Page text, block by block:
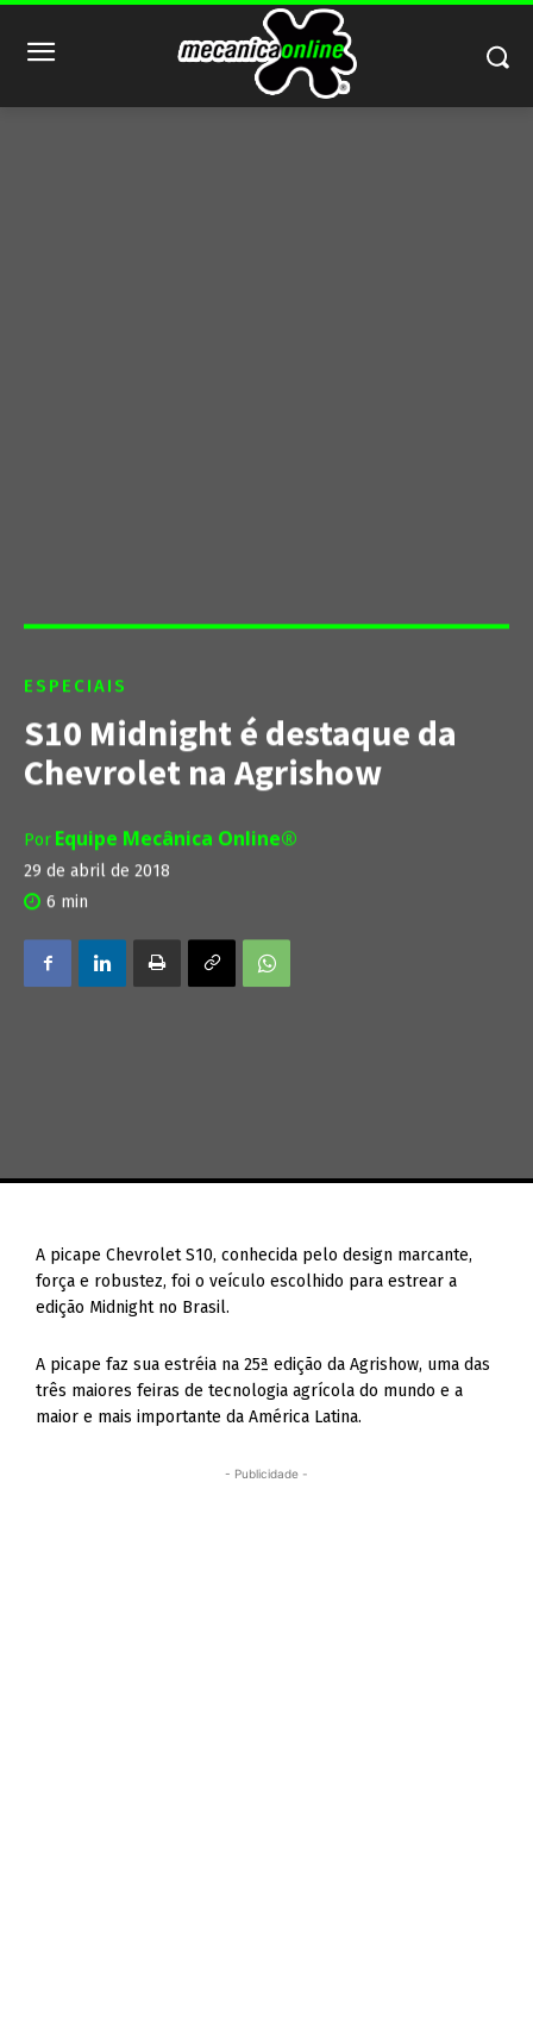
ESPECIAIS
S10 Midnight é destaque da
Chevrolet na Agrishow
Por Equipe Mecânica Online®
29 de abril de 2018
6 min
A picape Chevrolet S10, conhecida pelo design marcante,
força e robustez, foi o veículo escolhido para estrear a
edição Midnight no Brasil.
A picape faz sua estréia na 25ª edição da Agrishow, uma das
três maiores feiras de tecnologia agrícola do mundo e a
maior e mais importante da América Latina.
- Publicidade -